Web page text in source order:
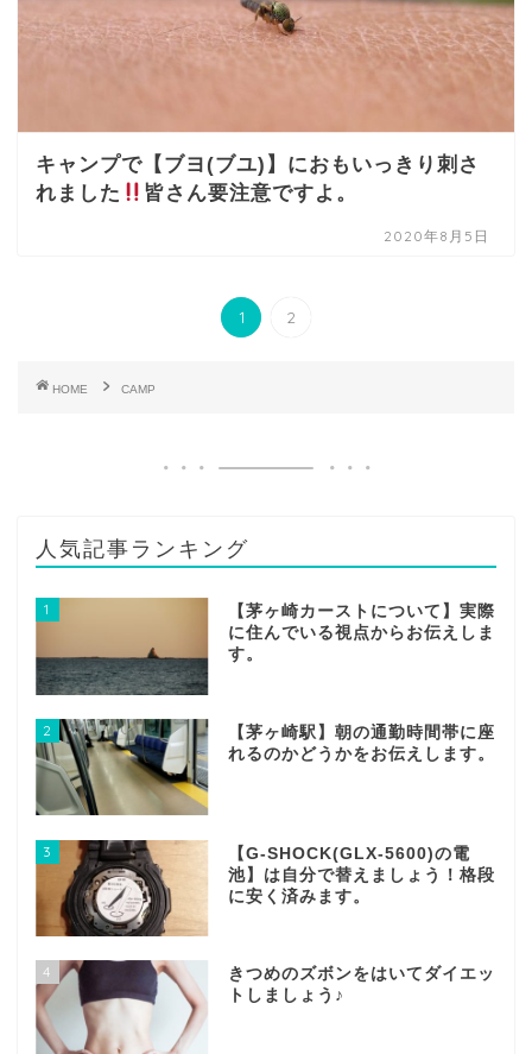
キャンプで【ブヨ(ブユ)】におもいっきり刺さ
れました
皆さん要注意ですよ。
2020年8月5日
1 2
HOME CAMP
人気記事ランキング
1
【茅ヶ崎カーストについて】実際
に住んでいる視点からお伝えしま
す。
2
【茅ヶ崎駅】朝の通勤時間帯に座
れるのかどうかをお伝えします。
3
【G-SHOCK(GLX-5600)の電
池】は自分で替えましょう！格段
に安く済みます。
4
きつめのズボンをはいてダイエッ
トしましょう♪